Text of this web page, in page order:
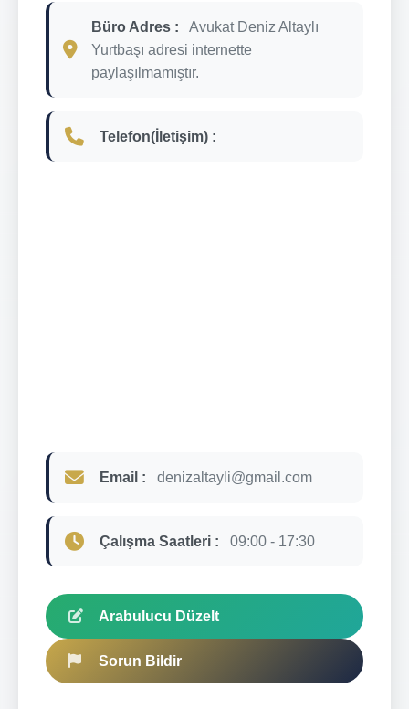
Büro Adres :
Avukat Deniz Altaylı
Yurtbaşı adresi internette
paylaşılmamıştır.
Telefon(İletişim) :
Email : denizaltayli@gmail.com
Çalışma Saatleri : 09:00 - 17:30
Arabulucu Düzelt
Sorun Bildir